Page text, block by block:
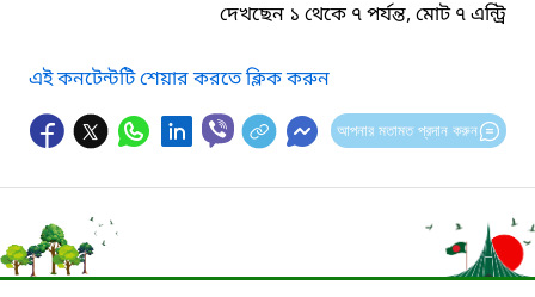
দেখছেন ১ থেকে ৭ পর্যন্ত, মোট ৭ এন্ট্রি
এই কনটেন্টটি শেয়ার করতে ক্লিক করুন
আপনার মতামত প্রদান করুন